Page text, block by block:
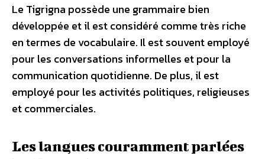
Le Tigrigna possède une grammaire bien
développée et il est considéré comme très riche
en termes de vocabulaire. Il est souvent employé
pour les conversations informelles et pour la
communication quotidienne. De plus, il est
employé pour les activités politiques, religieuses
et commerciales.
Les langues couramment parlées